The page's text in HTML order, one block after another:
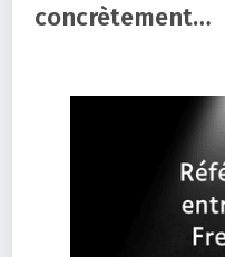
concrètement…